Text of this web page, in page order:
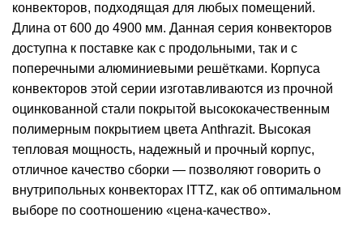
конвекторов, подходящая для любых помещений.
Длина от 600 до 4900 мм. Данная серия конвекторов
доступна к поставке как с продольными, так и с
поперечными алюминиевыми решётками. Корпуса
конвекторов этой серии изготавливаются из прочной
оцинкованной стали покрытой высококачественным
полимерным покрытием цвета Anthrazit. Высокая
тепловая мощность, надежный и прочный корпус,
отличное качество сборки — позволяют говорить о
внутрипольных конвекторах ITTZ, как об оптимальном
выборе по соотношению «цена-качество».